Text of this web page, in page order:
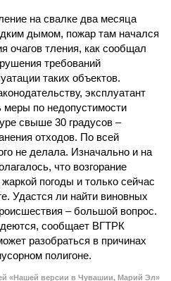
на свалке два месяца
дымом, пожар там начался
очагов тления, как сообщал
требований
таких объектов.
эксплуатант
меры по недопустимости
свыше 30 градусов –
отходов. По всей
не делала. Изначально и на
что возгорание
погоды и только сейчас
Удастся ли найти виновных
– большой вопрос.
сообщает ВГТРК
разобраться в причинах
полигоне.
«Нашей версии в Чувашии, Марий Эл»